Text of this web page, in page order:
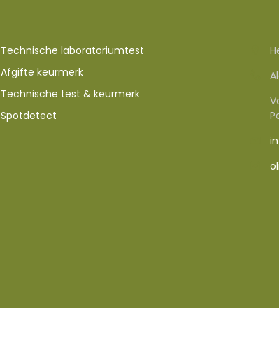
Technische laboratoriumtest
Afgifte keurmerk
Technische test & keurmerk
Spotdetect